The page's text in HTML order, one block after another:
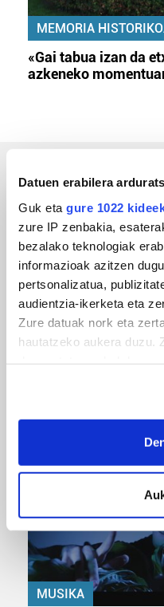
Datuen erabilera
Guk eta gure 1022
zure IP zenbakia,
bezalako teknologiak
informazioak azitzen
pertsonalizatua,
audientzia-ikerketa eta
Zure datuak nork eta
hautatzeko aukera duzu.
If you allow, we would
Collect
meters
Identify your
specific
Find out more about how
and set your preferences
Guk eta gure bazkideek
MEMORIA
«Gai tabua izan da
azkeneko
ERREPORTAJEAK
MUSIKA